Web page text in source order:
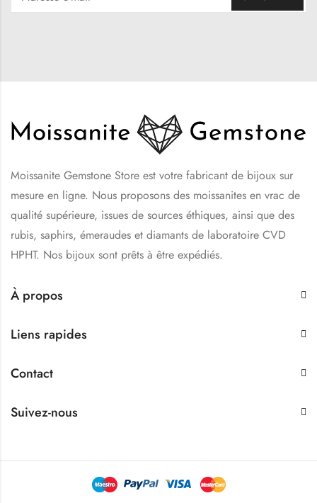
Moissanite Gemstone Store est votre fabricant de bijoux sur
mesure en ligne. Nous proposons des moissanites en vrac de
qualité supérieure, issues de sources éthiques, ainsi que des
rubis, saphirs, émeraudes et diamants de laboratoire CVD
HPHT. Nos bijoux sont prêts à être expédiés.
À propos
Liens rapides
Contact
Suivez-nous